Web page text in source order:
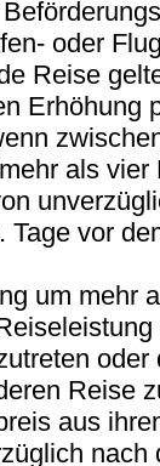
oder
Reise
Erhöhung
als
vor
um mehr
oder
Reise
aus